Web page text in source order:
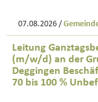
07.08.2026 /
Leitung
(m/w/d) an der
Deggingen
70 bis 100 %